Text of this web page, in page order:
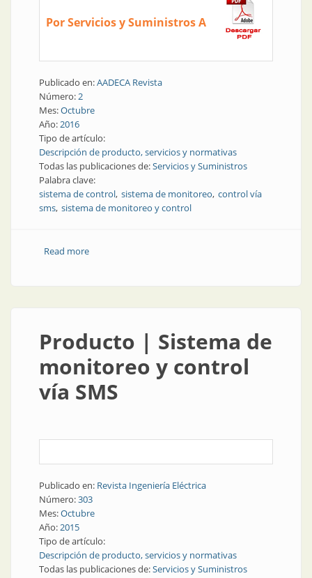
Por Servicios y Suministros A
Publicado en:AADECA Revista
Número:2
Mes:Octubre
Año:2016
Tipo de artículo:
Descripción de producto, servicios y normativas
Todas las publicaciones de:Servicios y Suministros
Palabra clave:
sistema de control sistema de monitoreo control vía
sms sistema de monitoreo y control
Read moreabout Producto | Sistema de monitoreo y control vía
Producto | Sistema de
monitoreo y control
vía SMS
Publicado en: Revista Ingeniería Eléctrica
Número:303
Mes:Octubre
Año:2015
Tipo de artículo:
Descripción de producto, servicios y normativas
Todas las publicaciones de:Servicios y Suministros